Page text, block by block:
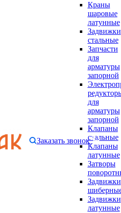
Краны
шаровые
латунные
Задвижки
стальные
Запчасти
для
арматуры
запорной
для
арматуры
запорной
Клапаны
стальные
Клапаны
латунные
Затворы
Задвижки
Задвижки
латунные
Заказать звонок